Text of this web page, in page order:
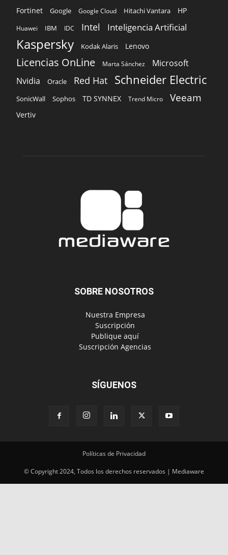
Fortinet Google Google Cloud Hitachi Vantara HP
Huawei IBM IDC Intel Inteligencia Artificial
Kaspersky Kodak Alaris Lenovo
Licencias OnLine Marta Sánchez
Microsoft
Nvidia
Oracle Red Hat Schneider Electric
SonicWall Sophos TD SYNNEX Trend Micro Veeam
Vertiv
SOBRE NOSOTROS
‎ Nuestra Empresa
‎ Suscripción
‎ Publique aquí
‎ Suscripción Agencias
SÍGUENOS
Políticas de Privacidad
© Copyright 2024, Todos los derechos reservados | Mediaware